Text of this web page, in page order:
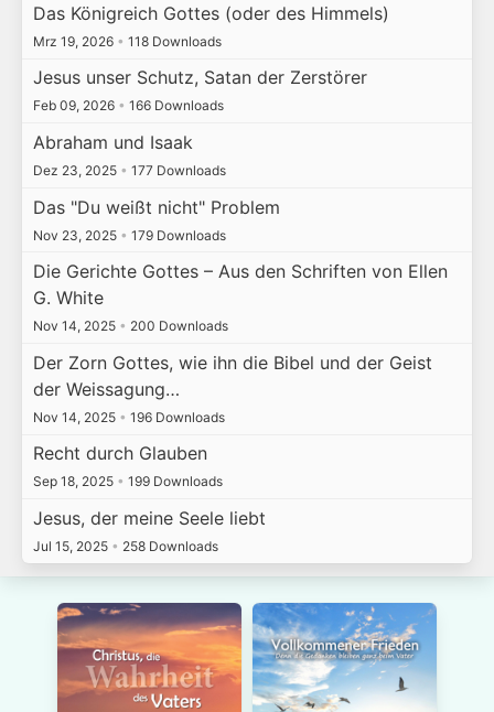
Das Königreich Gottes (oder des Himmels)
Mrz 19, 2026 • 118 Downloads
Jesus unser Schutz, Satan der Zerstörer
Feb 09, 2026 • 166 Downloads
Abraham und Isaak
Dez 23, 2025 • 177 Downloads
Das "Du weißt nicht" Problem
Nov 23, 2025 • 179 Downloads
Die Gerichte Gottes – Aus den Schriften von Ellen
G. White
Nov 14, 2025 • 200 Downloads
Der Zorn Gottes, wie ihn die Bibel und der Geist
der Weissagung…
Nov 14, 2025 • 196 Downloads
Recht durch Glauben
Sep 18, 2025 • 199 Downloads
Jesus, der meine Seele liebt
Jul 15, 2025 • 258 Downloads